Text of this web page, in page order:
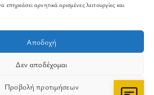
επηρεάσει αρνητικά ορισμένες λειτουργίες και
Αποδοχή
Δεν αποδέχομαι
Προβολή προτιμήσεων
Perepet.gr
(Orama Group Μ.Ι.Κ.Ε.) | Α.Φ.Μ.
– Δ.Ο.Υ. ΚΕΦΟΔΕ Αττικής | Γ.Ε.ΜΗ
| Έδρα: Αθήνα, Ελλάδα |